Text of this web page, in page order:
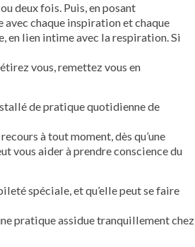
deux fois. Puis, en posant
chaque inspiration et chaque
en lien intime avec la respiration. Si
vous, remettez vous en
de pratique quotidienne de
à tout moment, dès qu’une
vous aider à prendre conscience du
spéciale, et qu’elle peut se faire
pratique assidue tranquillement chez